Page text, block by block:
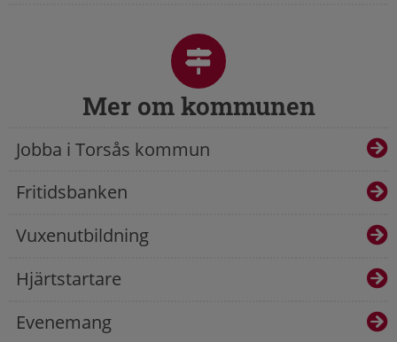
Mer om kommunen
Jobba i Torsås kommun
Fritidsbanken
Vuxenutbildning
Hjärtstartare
Evenemang